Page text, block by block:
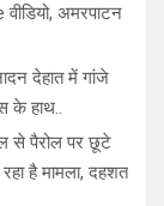
अमरपाटन
देहात में गांजे
के हाथ..
से पैरोल पर छूटे
है मामला, दहशत